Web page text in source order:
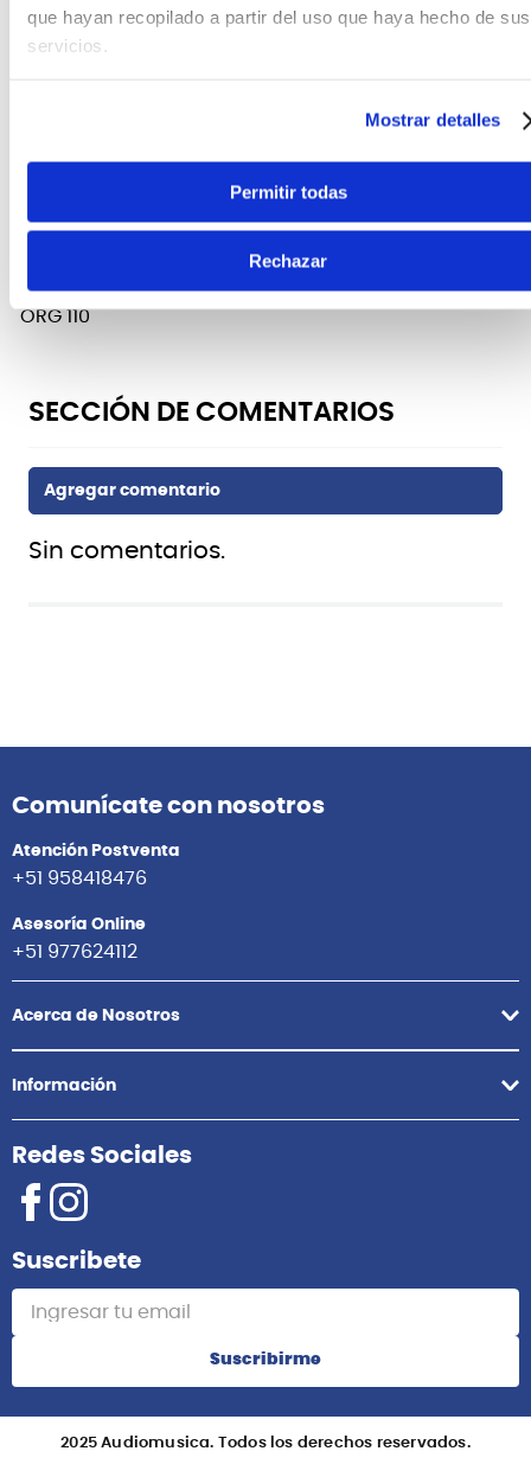
que hayan recopilado a partir del uso que haya hecho de sus
servicios.
Mostrar detalles
Permitir todas
Rechazar
CARACTERÍSTICAS DEL PRODUCTO
FICHA TÉCNICA Y DIMENSIONES
Marca
Modelo
ORG 110
Sin comentarios.
Comunícate con nosotros
Atención Postventa
+51 958418476
Asesoría Online
+51 977624112
Acerca de Nosotros
Información
Redes Sociales
Suscribete
Suscribirme
2025 Audiomusica. Todos los derechos reservados.